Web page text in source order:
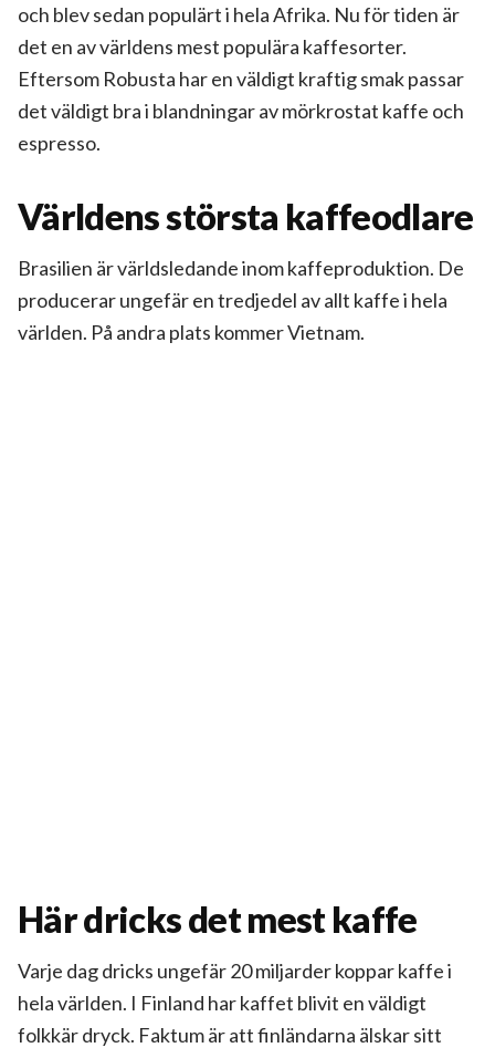
och blev sedan populärt i hela Afrika. Nu för tiden är
det en av världens mest populära kaffesorter.
Eftersom Robusta har en väldigt kraftig smak passar
det väldigt bra i blandningar av mörkrostat kaffe och
espresso.
Världens största kaffeodlare
Brasilien är världsledande inom kaffeproduktion. De
producerar ungefär en tredjedel av allt kaffe i hela
världen. På andra plats kommer Vietnam.
Här dricks det mest kaffe
Varje dag dricks ungefär 20 miljarder koppar kaffe i
hela världen. I Finland har kaffet blivit en väldigt
folkkär dryck. Faktum är att finländarna älskar sitt